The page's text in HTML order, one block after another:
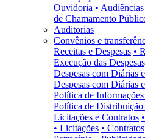
Ouvidoria •
de Chamamento
Auditorias
Convênios e
Receitas e Despesas •
Execução das
Despesas com Diárias
Despesas com Diárias
Política de
Política de
Licitações e Contratos
• Licitações • Contratos